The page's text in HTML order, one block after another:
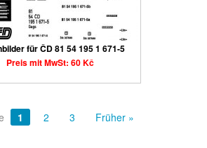
für ČD 81 54 195 1 671-5
Preis mit MwSt: 60 Kč
1 2 3 Früher »